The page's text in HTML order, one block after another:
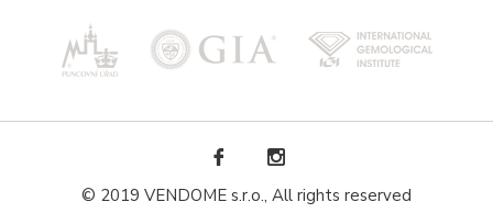
© 2019 VENDOME s.r.o., All rights reserved